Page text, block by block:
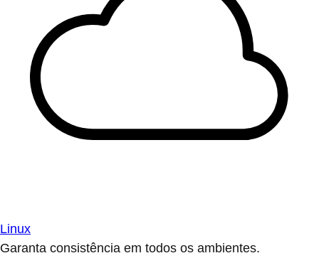
Linux
Garanta consistência em todos os ambientes.